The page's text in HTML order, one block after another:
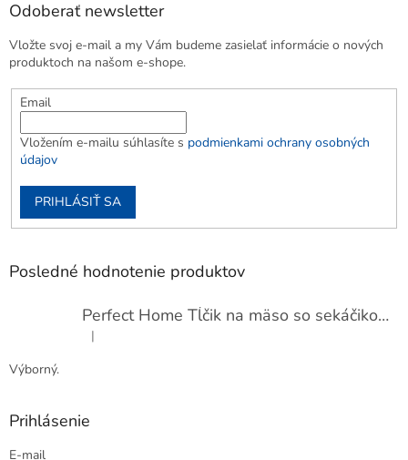
Odoberať newsletter
Vložte svoj e-mail a my Vám budeme zasielať informácie o nových
produktoch na našom e-shope.
Email
Vložením e-mailu súhlasíte s podmienkami ochrany osobných
údajov
PRIHLÁSIŤ SA
Posledné hodnotenie produktov
Perfect Home Tĺčik na mäso so sekáčikom, 56893
Hodnotenie produktu je 5 z 5 hviezdičiek.
|
Výborný.
Prihlásenie
E-mail